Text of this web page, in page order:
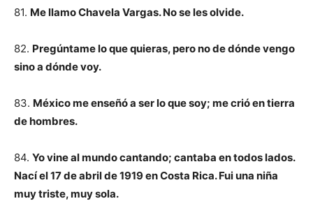
81. Me llamo Chavela Vargas. No se les olvide.
82. Pregúntame lo que quieras, pero no de dónde vengo
sino a dónde voy.
83. México me enseñó a ser lo que soy; me crió en tierra
de hombres.
84. Yo vine al mundo cantando; cantaba en todos lados.
Nací el 17 de abril de 1919 en Costa Rica. Fui una niña
muy triste, muy sola.